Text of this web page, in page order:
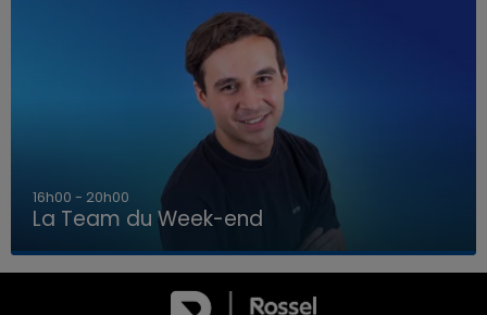
LA TEAM DU WEEK-END
7h00 - 12h00
La Team du Week-end